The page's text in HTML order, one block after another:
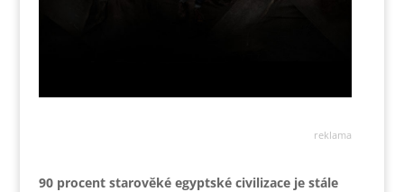
reklama
90 procent starověké egyptské civilizace je stále